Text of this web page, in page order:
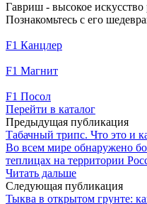
Гавриш - высокое искусство
Познакомьтесь с его
F1 Канцлер
F1 Магнит
F1 Посол
Перейти в каталог
Предыдущая публикация
Табачный трипс. Что это и
Во всем мире обнаружено
теплицах на территории
Читать дальше
Следующая публикация
Тыква в открытом грунте: